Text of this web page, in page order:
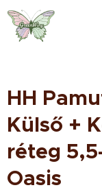
HH
Külső +
réteg
Oasis